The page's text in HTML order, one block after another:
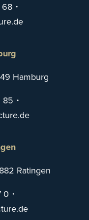
・
ed.er
Hamburg
85 ・
ed.er
Ratingen
0 ・
ed.er